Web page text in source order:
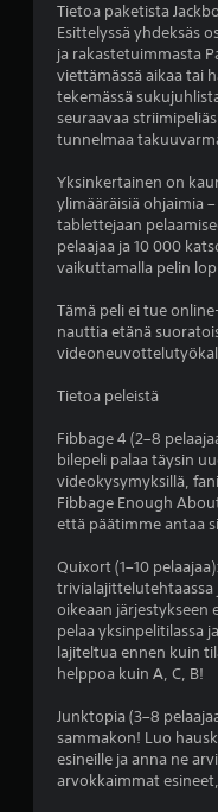
Tietoa paketista
Esittelyssä yhdeksäs
ja rakastetuimmasta
viettämässä aikaa tai
tekemässä
seuraavaa
tunnelmaa
Yksinkertainen on
ylimääräisiä ohjaimia
tablettejaan
pelaajaa ja 10 000
vaikuttamalla pelin
Tämä peli ei tue
nauttia etänä
Tietoa peleistä
Fibbage 4 (2–8
bilepeli palaa täysin
videokysymyksillä,
Fibbage Enough
että päätimme antaa
Quixort (1–10
trivialajittelutehtaassa
oikeaan järjestykseen
pelaa yksinpelitilassa
lajiteltua ennen kuin
helppoa kuin A, C, B!
Junktopia (3–8
sammakon! Luo
esineille ja anna ne
arvokkaimmat